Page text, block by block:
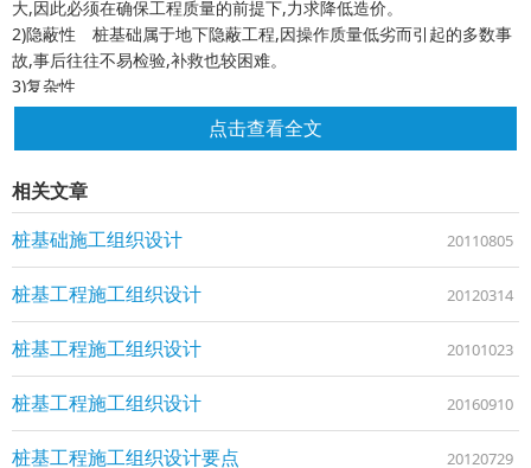
大,因此必须在确保工程质量的前提下,力求降低造价。
2)隐蔽性 桩基础属于地下隐蔽工程,因操作质量低劣而引起的多数事
故,事后往往不易检验,补救也较困难。
3)复杂性
①桩型多,各类桩型的施工工艺、适用范围和技术要求差别很大,因此桩
点密度设置也不尽能满足桩基施工的要求,所以试成孔(对于灌注桩)或
试沉桩(对于打入桩及压入桩)就显得十分必要;
③桩工机械设备品种多,每种桩型的施工,或同一种桩型在不同地层土质
中施工时,都有适合于具体施工条件的桩工机械及附属设备,因此机械设
备的选择是否适用和合理,对施工造价、进度及工程质量均会产生明显
的影响。
4)困难性
①施工限制条件多,诸如:用电量和用水量的限制、噪声和振动的限制、
泥浆排放的限制及大型车辆和机械进场时间的限制等;
②不安全因素多,诸如:高空坠落、深孔坠落、机械伤害、桩架倒塌、物
体打击、触电事故、深孔作业时有害气体与孔壁坍塌致伤致命等;
点击查看全文
相关文章
桩基础施工组织设计
20110805
桩基工程施工组织设计 20120314
桩基工程施工组织设计 20101023
桩基工程施工组织设计 20160910
桩基工程施工组织设计要点 20120729